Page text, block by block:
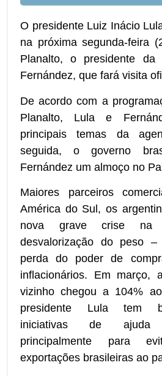
O presidente Luiz Inácio
na próxima segunda-feira
Planalto, o presidente da
Fernández, que fará visita
De acordo com a
Planalto, Lula e
principais temas da
seguida, o governo
Fernández um almoço no
Maiores parceiros
América do Sul, os
nova grave crise na
desvalorização do peso
perda do poder de
inflacionários. Em março,
vizinho chegou a 104%
presidente Lula tem
iniciativas de ajuda
principalmente para
exportações brasileiras ao